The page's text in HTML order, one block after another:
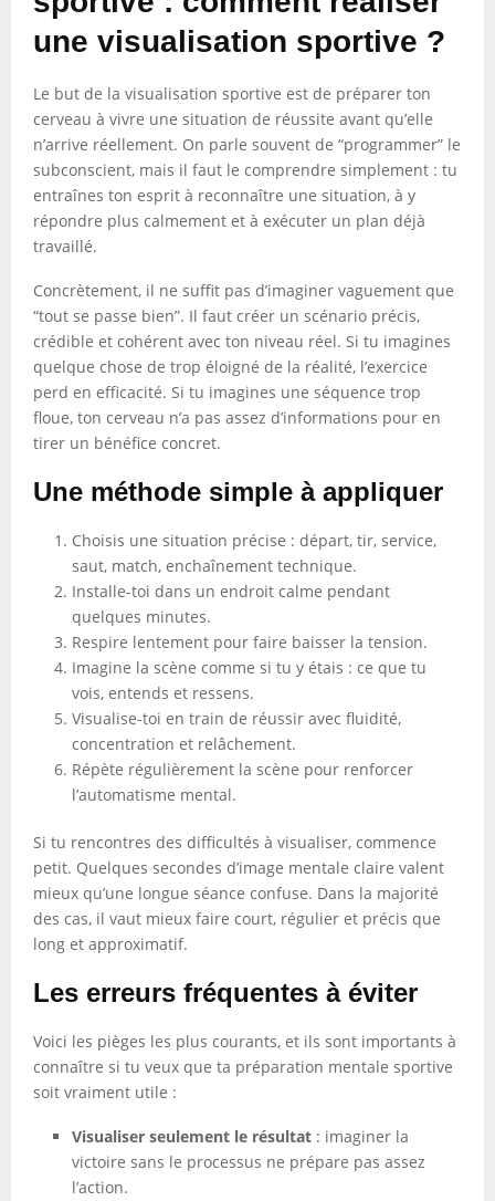
une visualisation sportive ?
Le but de la visualisation sportive est de préparer ton
cerveau à vivre une situation de réussite avant qu’elle
n’arrive réellement. On parle souvent de “programmer” le
subconscient, mais il faut le comprendre simplement : tu
entraînes ton esprit à reconnaître une situation, à y
répondre plus calmement et à exécuter un plan déjà
travaillé.
Concrètement, il ne suffit pas d’imaginer vaguement que
“tout se passe bien”. Il faut créer un scénario précis,
crédible et cohérent avec ton niveau réel. Si tu imagines
quelque chose de trop éloigné de la réalité, l’exercice
perd en efficacité. Si tu imagines une séquence trop
floue, ton cerveau n’a pas assez d’informations pour en
tirer un bénéfice concret.
Une méthode simple à appliquer
Choisis une situation précise : départ, tir, service,
saut, match, enchaînement technique.
Installe-toi dans un endroit calme pendant
quelques minutes.
Respire lentement pour faire baisser la tension.
Imagine la scène comme si tu y étais : ce que tu
vois, entends et ressens.
Visualise-toi en train de réussir avec fluidité,
concentration et relâchement.
Répète régulièrement la scène pour renforcer
l’automatisme mental.
Si tu rencontres des difficultés à visualiser, commence
petit. Quelques secondes d’image mentale claire valent
mieux qu’une longue séance confuse. Dans la majorité
des cas, il vaut mieux faire court, régulier et précis que
long et approximatif.
Les erreurs fréquentes à éviter
Voici les pièges les plus courants, et ils sont importants à
connaître si tu veux que ta préparation mentale sportive
soit vraiment utile :
Visualiser seulement le résultat : imaginer la
victoire sans le processus ne prépare pas assez
l’action.